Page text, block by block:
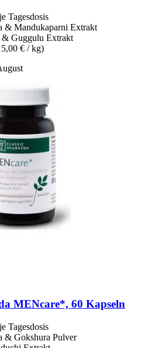
Tagesdosis
& Mandukaparni Extrakt
Guggulu Extrakt
€ / kg)
MENcare*, 60 Kapseln
Tagesdosis
& Gokshura Pulver